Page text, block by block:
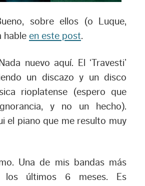
sobre ellos (o Luque,
hable en este post.
Nada nuevo aquí. El ‘Travesti’
un discazo y un disco
rioplatense (espero que
y no un hecho).
el piano que me resulto muy
Una de mis bandas más
los últimos 6 meses. Es